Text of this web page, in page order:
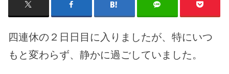
四連休の２日日目に入りましたが、特にいつ
もと変わらず、静かに過ごしていました。